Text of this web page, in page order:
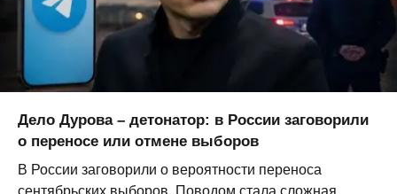
Дело Дурова – детонатор: в России заговорили
о переносе или отмене выборов
В России заговорили о вероятности переноса
сентябрьских выборов. Поводом стала сложная